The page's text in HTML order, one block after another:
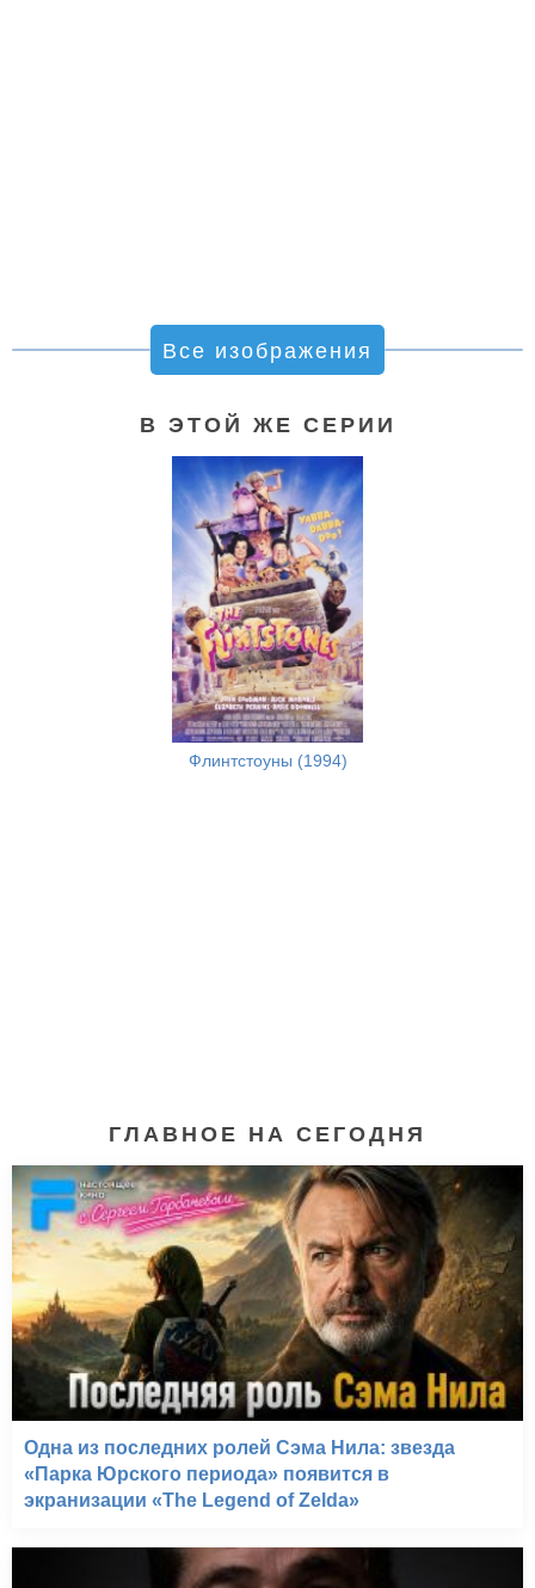
Все изображения
В ЭТОЙ ЖЕ СЕРИИ
Флинтстоуны (1994)
Флинтстоуны* (TBA)
ГЛАВНОЕ НА СЕГОДНЯ
Одна из последних ролей Сэма Нила: звезда
«Парка Юрского периода» появится в
экранизации «The Legend of Zelda»